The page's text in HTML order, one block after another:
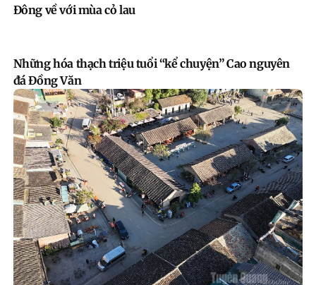
Đông về với mùa cỏ lau
Những hóa thạch triệu tuổi “kể chuyện” Cao nguyên
đá Đồng Văn